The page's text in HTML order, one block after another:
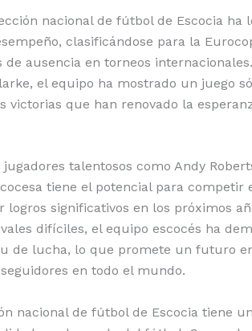
nacional de fútbol de Escocia ha
clasificándose para la
de ausencia en torneos
el equipo ha mostrado un juego
victorias que han renovado la
talentosos como Andy
tiene el potencial para competir
logros significativos en los próximos
difíciles, el equipo escocés ha
de lucha, lo que promete un futuro
en todo el mundo.
nacional de fútbol de Escocia tiene